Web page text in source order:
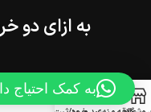
به ازای دو
به کمک احتیاج